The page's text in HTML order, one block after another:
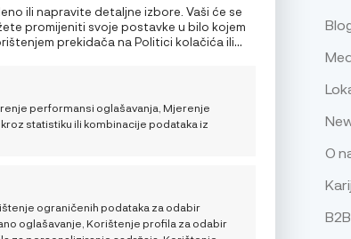
negativno utjecati na određene
ili napravite detaljne izbore. Vaši će se
promijeniti svoje postavke u bilo kojem
prekidača na Politici kolačića ili
performansi oglašavanja, Mjerenje
statistiku ili kombinacije podataka iz
ograničenih podataka za odabir
oglašavanje, Korištenje profila za odabir
Moj račun
Načini plaćanja i sigurnost
Povrati, zamjene i reklamacije
O
B2B